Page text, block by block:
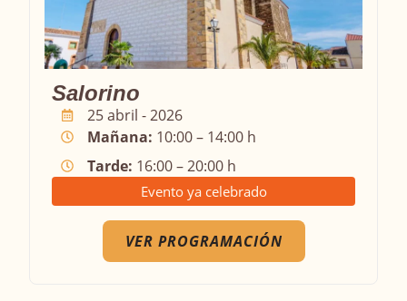
Salorino
25 abril - 2026
Mañana: 10:00 – 14:00 h
Tarde: 16:00 – 20:00 h
Evento ya celebrado
VER PROGRAMACIÓN